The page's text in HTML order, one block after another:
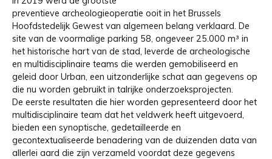
preventieve archeologieoperatie ooit in het Brussels
Hoofdstedelijk Gewest van algemeen belang verklaard. De
site van de voormalige parking 58, ongeveer 25.000 m³ in
het historische hart van de stad, leverde de archeologische
en multidisciplinaire teams die werden gemobiliseerd en
geleid door Urban, een uitzonderlijke schat aan gegevens op
die nu worden gebruikt in talrijke onderzoeksprojecten.
De eerste resultaten die hier worden gepresenteerd door het
multidisciplinaire team dat het veldwerk heeft uitgevoerd,
bieden een synoptische, gedetailleerde en
gecontextualiseerde benadering van de duizenden data van
allerlei aard die zijn verzameld voordat deze gegevens